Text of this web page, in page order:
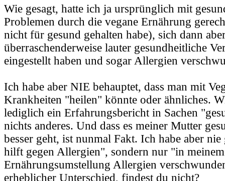
Wie gesagt, hatte ich ja ursprünglich mit
Problemen durch die vegane Ernährung
nicht für gesund gehalten habe), sich dann
überraschenderweise lauter gesundheitliche
eingestellt haben und sogar Allergien
Ich habe aber NIE behauptet, dass man mit
Krankheiten "heilen" könnte oder ähnliches.
lediglich ein Erfahrungsbericht in Sachen
nichts anderes. Und dass es meiner Mutter
besser geht, ist nunmal Fakt. Ich habe aber nie
hilft gegen Allergien", sondern nur "in
Ernährungsumstellung Allergien
erheblicher Unterschied, findest du nicht?